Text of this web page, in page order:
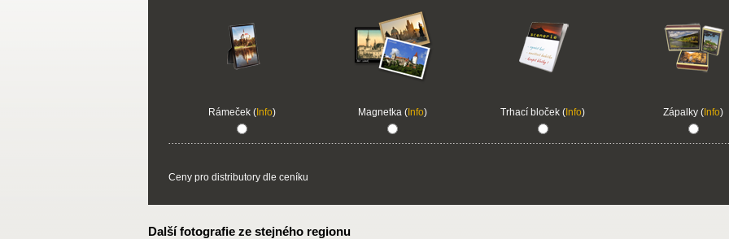
Rámeček (Info) Magnetka (Info) Trhací bloček ( Info) Zápalky ( Info)
Ceny pro distributory dle ceníku
Další fotografie ze stejného regionu